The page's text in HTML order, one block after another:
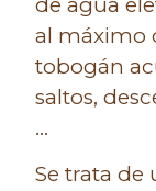
al máximo
tobogán
saltos,
…
Se trata de